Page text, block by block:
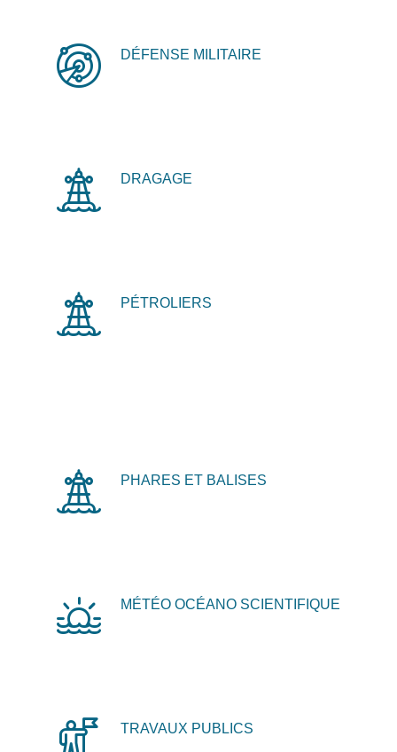
DÉFENSE MILITAIRE
DRAGAGE
PÉTROLIERS
PHARES ET BALISES
MÉTÉO OCÉANO SCIENTIFIQUE
TRAVAUX PUBLICS